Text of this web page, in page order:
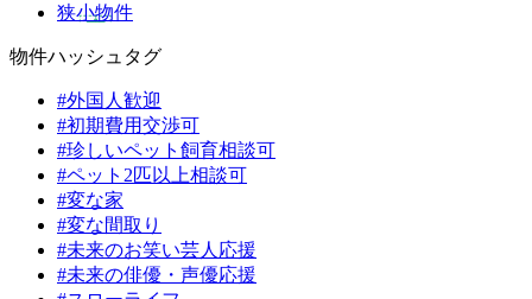
狭小物件
物件ハッシュタグ
#外国人歓迎
#初期費用交渉可
#珍しいペット飼育相談可
#ペット2匹以上相談可
#変な家
#変な間取り
#未来のお笑い芸人応援
#未来の俳優・声優応援